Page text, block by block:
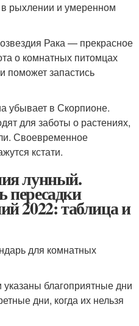
в рыхлении и умеренном
Рака — прекрасное
о комнатных питомцах
поможет запастись
убывает в Скорпионе.
для заботы о растениях,
Своевременное
кстати.
лунный.
2022: таблица и
для комнатных
благоприятные дни
дни, когда их нельзя